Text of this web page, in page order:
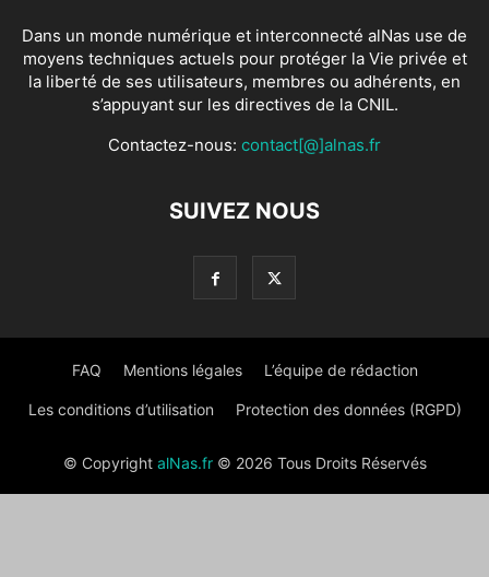
Dans un monde numérique et interconnecté alNas use de
moyens techniques actuels pour protéger la Vie privée et
la liberté de ses utilisateurs, membres ou adhérents, en
s’appuyant sur les directives de la CNIL.
Contactez-nous: contact[@]alnas.fr
SUIVEZ NOUS
FAQ Mentions légales L’équipe de rédaction
Les conditions d’utilisation Protection des données (RGPD)
© Copyright alNas.fr© 2026 Tous Droits Réservés